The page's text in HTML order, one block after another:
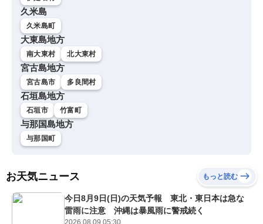
久米島
久米島町
大東島地方
南大東村 北大東村
宮古島地方
宮古島市 多良間村
石垣島地方
石垣市 竹富町
与那国島地方
与那国町
お天気ニュース もっと読む
今日8月9日(日)の天気予報 東北・東日本は急な
雷雨に注意 沖縄は暴風雨に警戒続く
2026.08.09 05:30